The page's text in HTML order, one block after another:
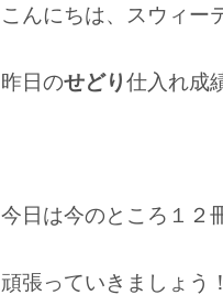
こんにちは、スウィー
昨日のせどり仕入れ成
今日は今のところ１２
頑張っていきましょう